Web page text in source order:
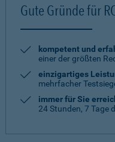
Gute Gründe für
kompetent und
einer der größten
einzigartiges
mehrfacher
immer für Sie
24 Stunden, 7 Tage